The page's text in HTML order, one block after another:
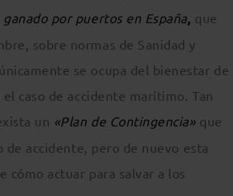
por puertos en España, que
sobre normas de Sanidad y
se ocupa del bienestar de
caso de accidente marítimo. Tan
un «Plan de Contingencia»que
de accidente, pero de nuevo esta
cómo actuar para salvar a los